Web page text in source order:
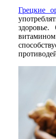
Грецкие